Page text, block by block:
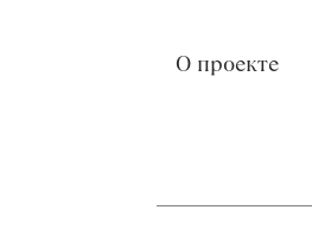
О проекте